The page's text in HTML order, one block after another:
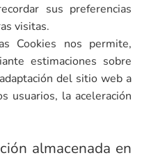
sus preferencias
visitas.
Cookies nos permite,
estimaciones sobre
del sitio web a
usuarios, la aceleración
almacenada en